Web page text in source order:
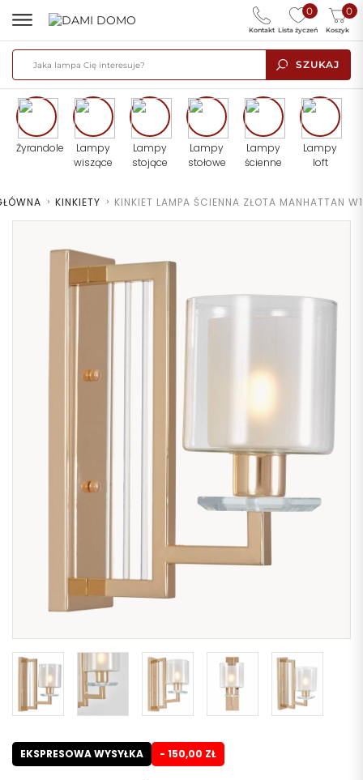
SZUKAJ
0
Lista życzeń
0
Koszyk
Kontakt
Żyrandole
Lampy
wiszące
Lampy
stojące
Lampy
stołowe
Lampy
ścienne
Lampy
loft
> KINKIETY > KINKIET LAMPA ŚCIENNA ZŁOTA MANHATTAN W1
EKSPRESOWA WYSYŁKA - 150,00 ZŁ